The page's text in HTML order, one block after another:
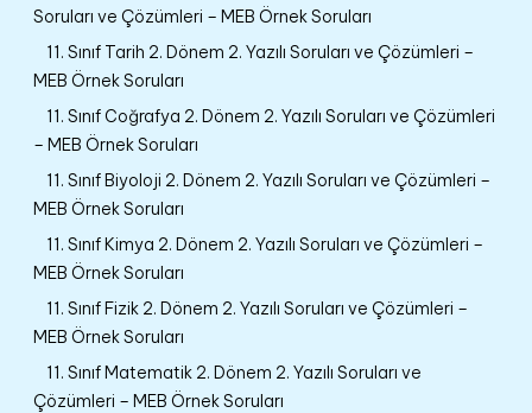
Soruları ve Çözümleri – MEB Örnek Soruları
11. Sınıf Tarih 2. Dönem 2. Yazılı Soruları ve Çözümleri –
MEB Örnek Soruları
11. Sınıf Coğrafya 2. Dönem 2. Yazılı Soruları ve Çözümleri
– MEB Örnek Soruları
11. Sınıf Biyoloji 2. Dönem 2. Yazılı Soruları ve Çözümleri –
MEB Örnek Soruları
11. Sınıf Kimya 2. Dönem 2. Yazılı Soruları ve Çözümleri –
MEB Örnek Soruları
11. Sınıf Fizik 2. Dönem 2. Yazılı Soruları ve Çözümleri –
MEB Örnek Soruları
11. Sınıf Matematik 2. Dönem 2. Yazılı Soruları ve
Çözümleri – MEB Örnek Soruları